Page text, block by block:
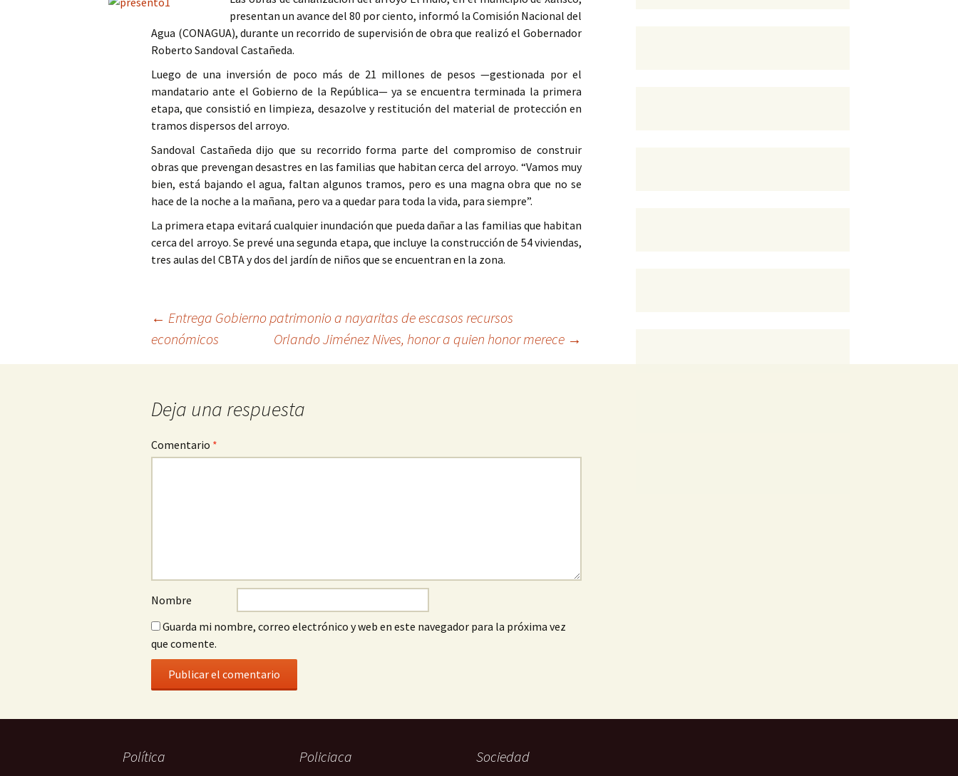
Opinión
presentan un avance del 80 por ciento, informó la Comisión Nacional del
Agua (CONAGUA), durante un recorrido de supervisión de obra que realizó el Gobernador
Roberto Sandoval Castañeda.
Luego de una inversión de poco más de 21 millones de pesos —gestionada por el
mandatario ante el Gobierno de la República— ya se encuentra terminada la primera
etapa, que consistió en limpieza, desazolve y restitución del material de protección en
tramos dispersos del arroyo.
Sandoval Castañeda dijo que su recorrido forma parte del compromiso de construir
obras que prevengan desastres en las familias que habitan cerca del arroyo. “Vamos muy
bien, está bajando el agua, faltan algunos tramos, pero es una magna obra que no se
hace de la noche a la mañana, pero va a quedar para toda la vida, para siempre”.
La primera etapa evitará cualquier inundación que pueda dañar a las familias que habitan
cerca del arroyo. Se prevé una segunda etapa, que incluye la construcción de 54 viviendas,
tres aulas del CBTA y dos del jardín de niños que se encuentran en la zona.
← Entrega Gobierno patrimonio a nayaritas de escasos recursos
económicos
Orlando Jiménez Nives, honor a quien honor merece →
Deja una respuesta
Comentario *
Nombre
Guarda mi nombre, correo electrónico y web en este navegador para la próxima vez
que comente.
Política Policiaca Sociedad